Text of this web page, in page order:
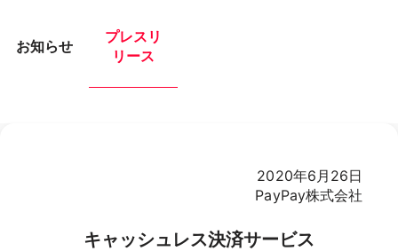
お知らせ
プレスリ
リース
2020年6月26日
PayPay株式会社
キャッシュレス決済サービス